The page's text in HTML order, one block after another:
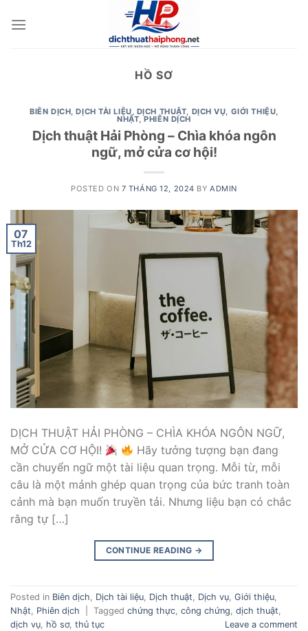
HỒ SƠ
BIÊN DỊCH,DỊCH TÀI LIỆU, DỊCH THUẬT, DỊCH VỤ, GIỚI THIỆU,
NHẬT,PHIÊN DỊCH
Dịch thuật Hải Phòng – Chìa khóa ngôn
ngữ, mở cửa cơ hội!
POSTED ON 7 THÁNG 12, 2024 BY ADMIN
07
Th12
DỊCH THUẬT HẢI PHÒNG – CHÌA KHÓA NGÔN NGỮ,
MỞ CỬA CƠ HỘI!
Hãy tưởng tượng bạn đang
cần chuyển ngữ một tài liệu quan trọng. Mỗi từ, mỗi
câu là một mảnh ghép quan trọng của bức tranh toàn
cảnh mà bạn muốn truyền tải. Nhưng liệu bạn có chắc
rằng tự […]
CONTINUE READING →
Posted in Biên dịch, Dịch tài liệu, Dịch thuật, Dịch vụ, Giới thiệu,
Nhật, Phiên dịch Tagged chứng thực, công chứng, dịch thuật,
dịch vụ, hồ sơ, thủ tục Leave a comment